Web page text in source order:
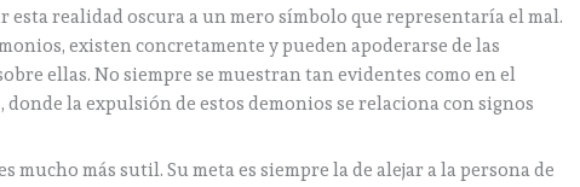
realidad oscura a un mero símbolo que representaría el mal.
existen concretamente y pueden apoderarse de las
ellas. No siempre se muestran tan evidentes como en el
donde la expulsión de estos demonios se relaciona con signos
mucho más sutil. Su meta es siempre la de alejar a la persona de